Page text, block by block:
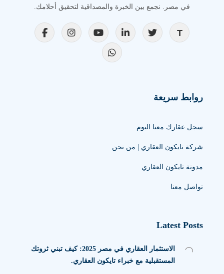
في مصر. نجمع بين الخبرة والمصداقية لتحقيق أحلامك.
روابط سريعة
سجل عقارك معنا اليوم
شركة تايكون العقاري | من نحن
مدونة تايكون العقاري
تواصل معنا
Latest Posts
الاستثمار العقاري في مصر 2025: كيف تبني ثروتك
المستقبلية مع خبراء تايكون العقاري.